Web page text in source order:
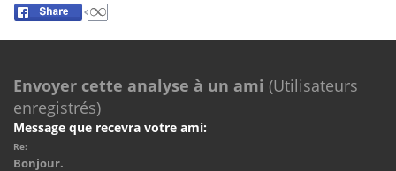
Envoyer cette analyse à un ami (Utilisateurs
enregistrés)
Message que recevra votre ami:
Re:
Bonjour.